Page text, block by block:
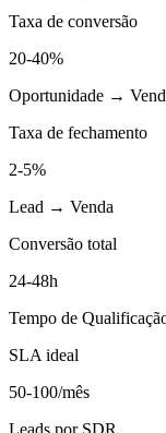
Taxa de conversão
20-40%
Oportunidade →
Taxa de fechamento
2-5%
Lead → Venda
Conversão total
24-48h
Tempo de
SLA ideal
50-100/mês
Leads por SDR